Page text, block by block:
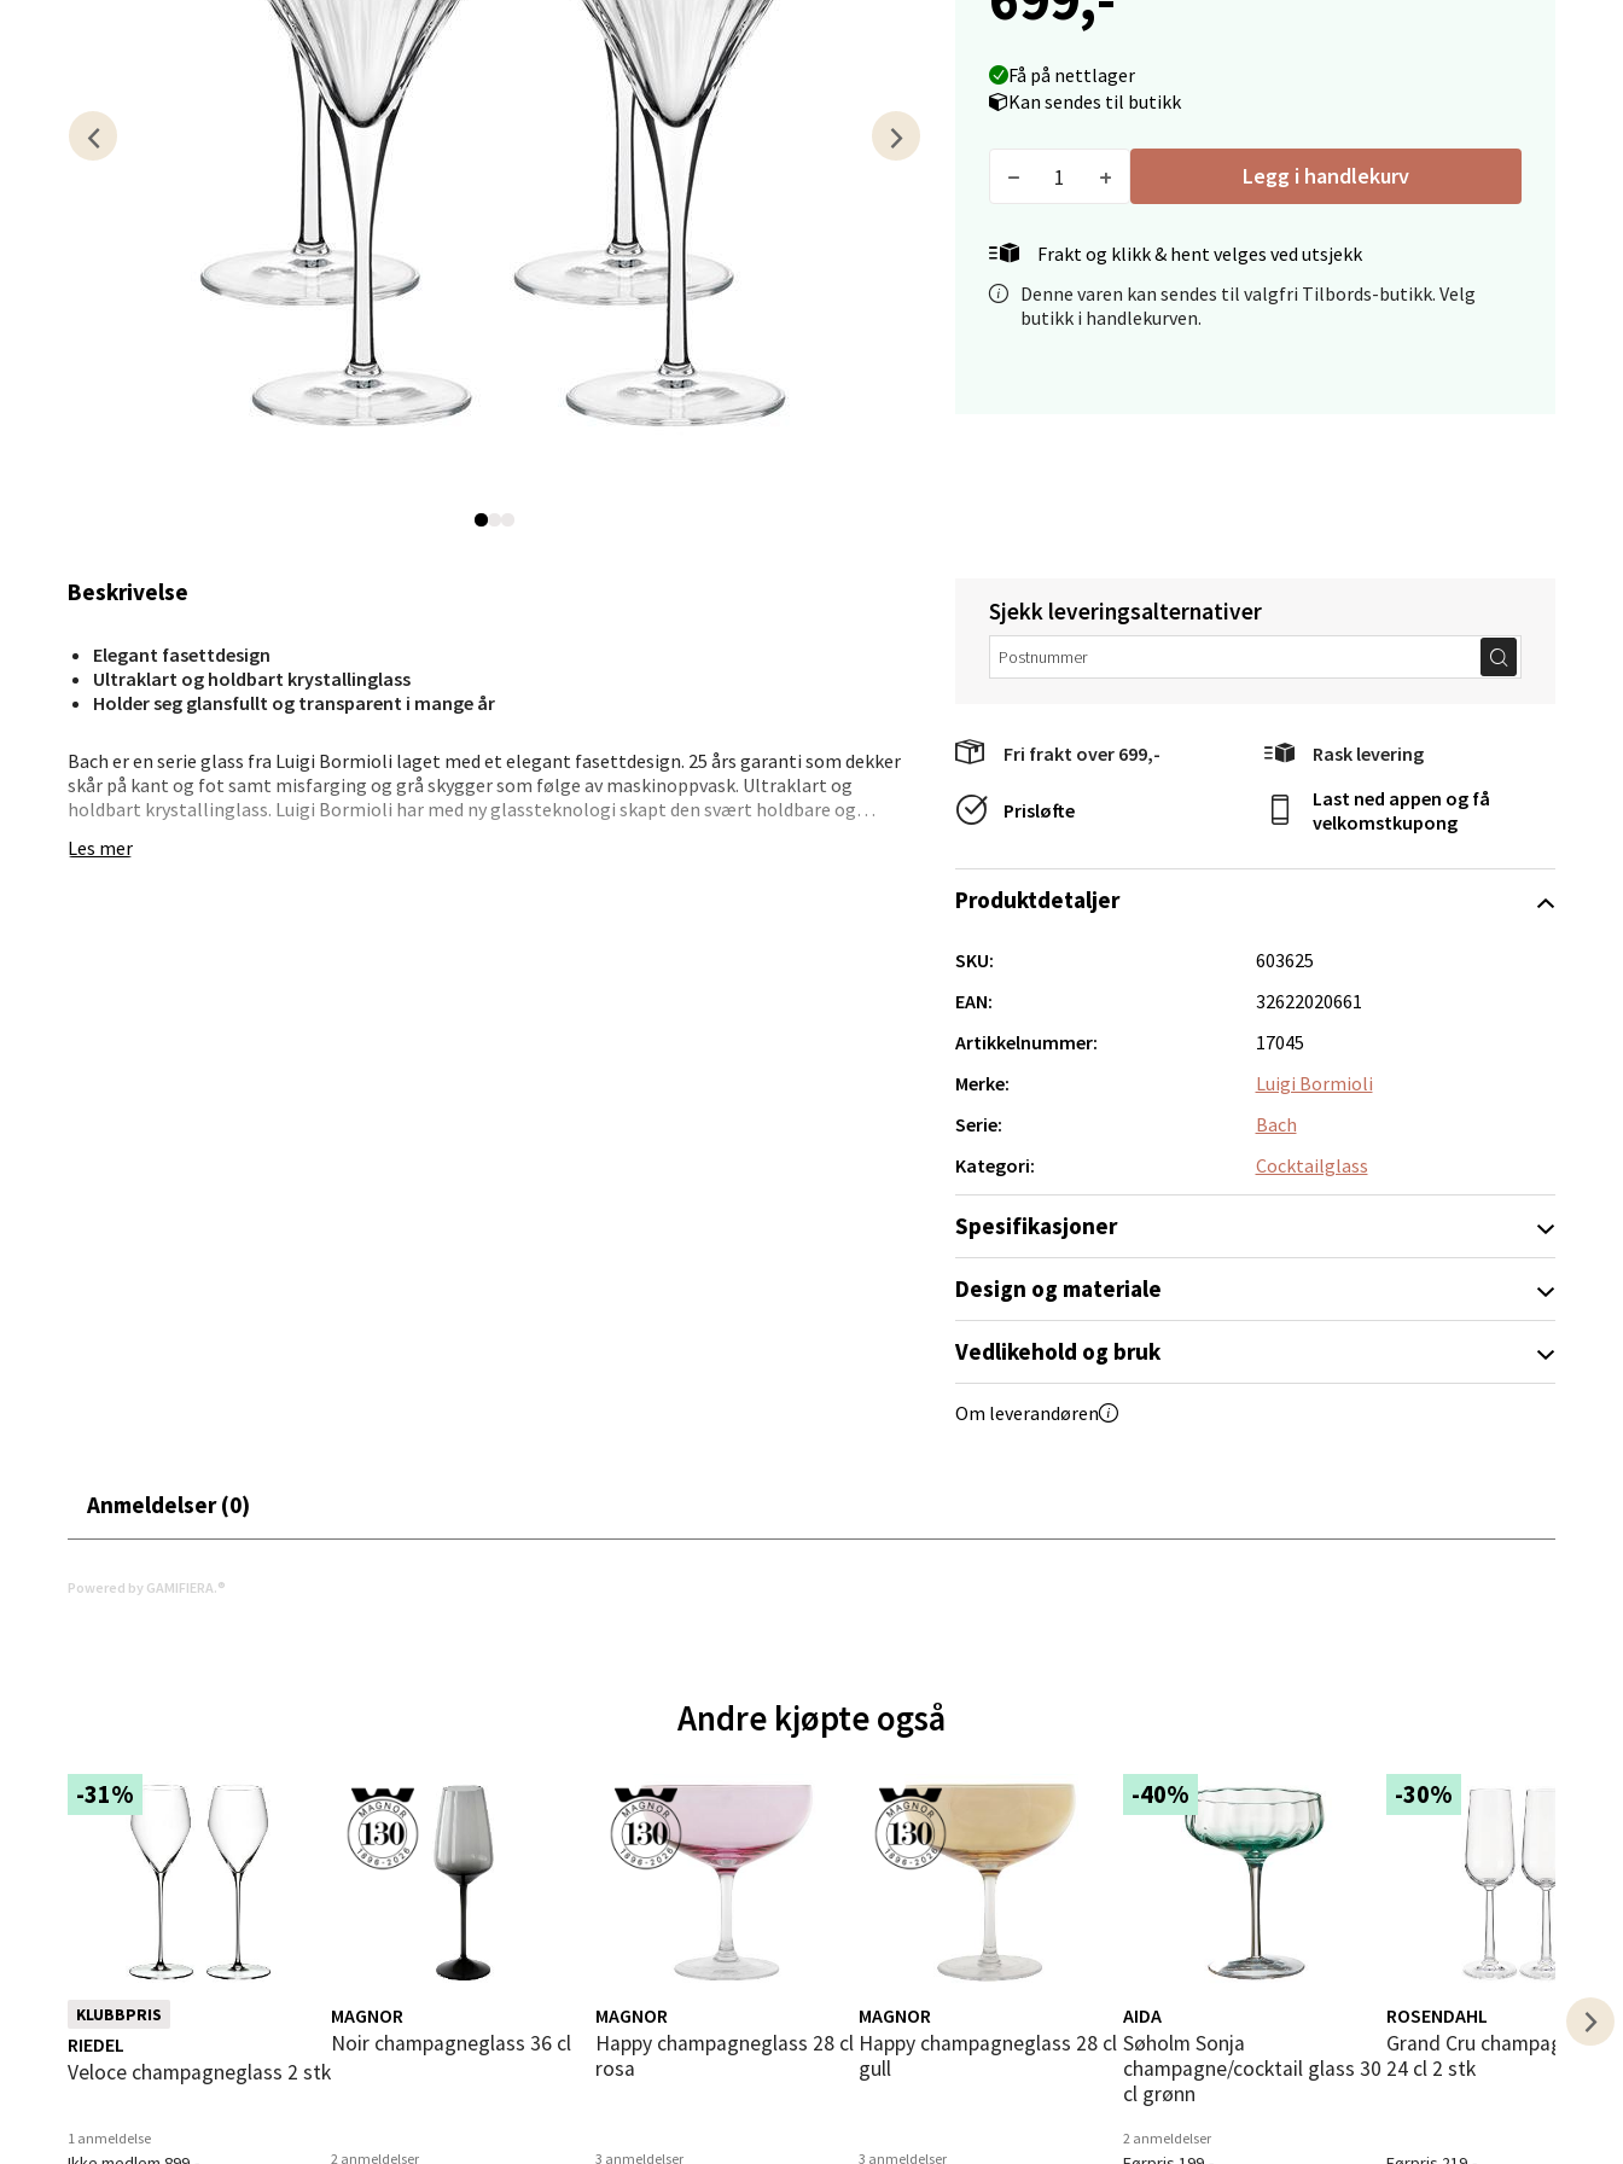
Få på nettlager
Kan sendes til butikk
Legg i handlekurv
Frakt og klikk & hent velges ved utsjekk
Denne varen kan sendes til valgfri Tilbords-butikk. Velg
butikk i handlekurven.
Beskrivelse
Elegant fasettdesign
Ultraklart og holdbart krystallinglass
Holder seg glansfullt og transparent i mange år
Bach er en serie glass fra Luigi Bormioli laget med et elegant fasettdesign. 25 års garanti som dekker
skår på kant og fot samt misfarging og grå skygger som følge av maskinoppvask. Ultraklart og
holdbart krystallinglass. Luigi Bormioli har med ny glassteknologi skapt den svært holdbare og
Les mer
Sjekk leveringsalternativer
Fri frakt over 699,- Rask levering
Prisløfte
Last ned appen og få
velkomstkupong
Produktdetaljer
SKU:
603625
EAN:
32622020661
Artikkelnummer:
17045
Merke:
Luigi Bormioli
Serie:
Bach
Kategori:
Cocktailglass
Spesifikasjoner
Design og materiale
Vedlikehold og bruk
Om leverandøren
Anmeldelser (0)
Powered by GAMIFIERA.®
Andre kjøpte også
-31%
KLUBBPRIS
RIEDEL
Veloce champagneglass 2 stk
1 anmeldelse
MAGNOR
Noir champagneglass 36 cl
2 anmeldelser
MAGNOR
Happy champagneglass 28 cl
rosa
3 anmeldelser
MAGNOR
Happy champagneglass 28 cl
gull
3 anmeldelser
-40%
AIDA
Søholm Sonja
champagne/cocktail glass 30
cl grønn
2 anmeldelser
-30%
ROSENDAHL
Grand Cru champagneglass
24 cl 2 stk
Kristiansand - Markens
Lillemarkens markensgate 25B, 4611 Kristiansand
Åpent i dag 10-17
Oslo - Linderud
Erich Mogensøns vei 38, 0594 Oslo
Jupiterveien 2, 4340 Bryne
Madla
Madlakrossen nr 9, 4042 Stavanger
Åpent i dag 10-19
Velg
Velg
Molde - Moldetorget
Torget 1, 6413 Molde
Narvik - Thon Senter Malmporten
Bolagsgata 1, 8514 Narvik